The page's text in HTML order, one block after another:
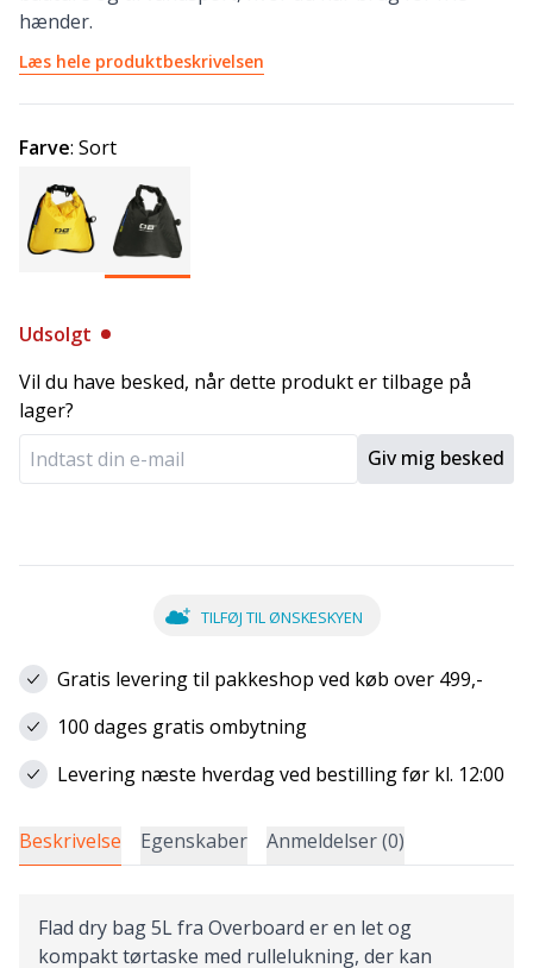
hænder.
Læs hele produktbeskrivelsen
Farve: Sort
Udsolgt
Vil du have besked, når dette produkt er tilbage på
lager?
Giv mig besked
TILFØJ TIL ØNSKESKYEN
Gratis levering til pakkeshop ved køb over 499,-
100 dages gratis ombytning
Levering næste hverdag ved bestilling før kl. 12:00
Beskrivelse Egenskaber Anmeldelser (0)
Flad dry bag 5L fra Overboard er en let og
kompakt tørtaske med rullelukning, der kan